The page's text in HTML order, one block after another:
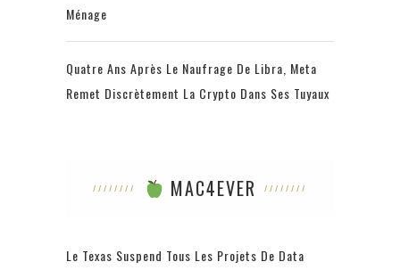
Ménage
Quatre Ans Après Le Naufrage De Libra, Meta
Remet Discrètement La Crypto Dans Ses Tuyaux
MAC4EVER
Le Texas Suspend Tous Les Projets De Data